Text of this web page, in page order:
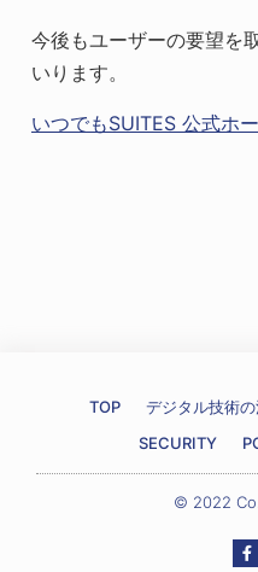
今後もユーザーの要望を
いります。
いつでもSUITES 公式ホ
TOP
デジタル技術
SECURITY
© 2022